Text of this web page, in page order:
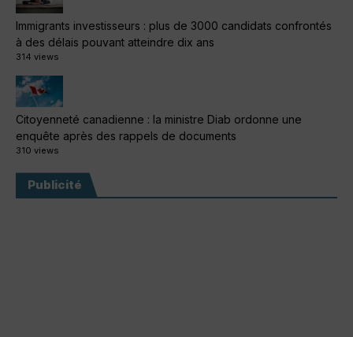
Immigrants investisseurs : plus de 3000 candidats confrontés
à des délais pouvant atteindre dix ans
314 views
Citoyenneté canadienne : la ministre Diab ordonne une
enquête après des rappels de documents
310 views
Publicité